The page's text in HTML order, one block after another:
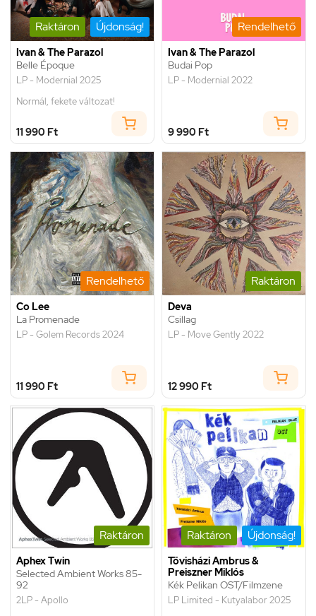
Raktáron Újdonság!
Ivan & The Parazol
Belle Époque
LP - Modernial 2025
Normál, fekete változat!
11 990 Ft
Rendelhető
Ivan & The Parazol
Budai Pop
LP - Modernial 2022
9 990 Ft
Rendelhető
Co Lee
La Promenade
LP - Golem Records 2024
11 990 Ft
Raktáron
Deva
Csillag
LP - Move Gently 2022
12 990 Ft
Raktáron
Aphex Twin
Selected Ambient Works 85-
92
2LP - Apollo
Raktáron Újdonság!
Tövisházi Ambrus &
Preiszner Miklós
Kék Pelikan OST/Filmzene
LP Limited - Kutyalabor 2025